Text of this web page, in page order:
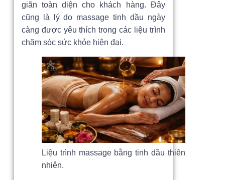
giãn toàn diện cho khách hàng. Đây
cũng là lý do massage tinh dầu ngày
càng được yêu thích trong các liệu trình
chăm sóc sức khỏe hiện đại.
Liệu trình massage bằng tinh dầu thiên
nhiên.